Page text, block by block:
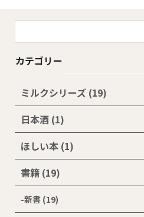
カテゴリー
ミルクシリーズ (19)
日本酒 (1)
ほしい本 (1)
書籍 (19)
-新書 (19)